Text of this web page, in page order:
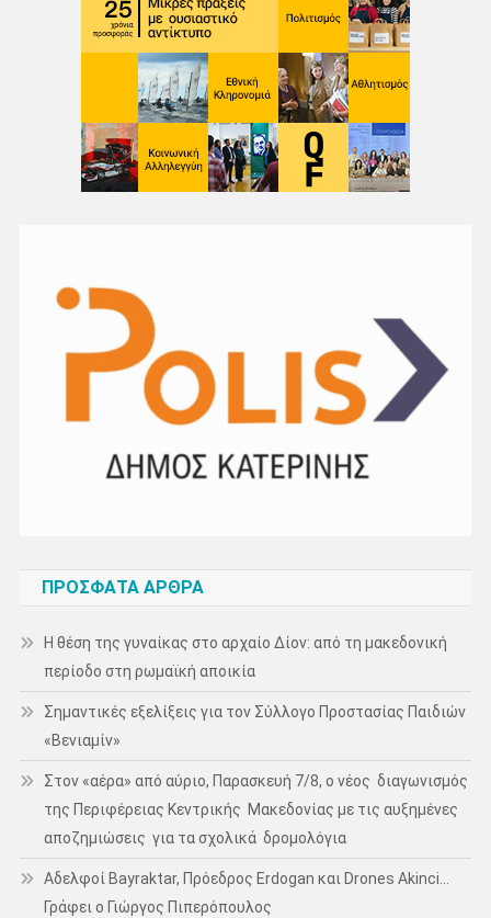
ΠΡΌΣΦΑΤΑ ΆΡΘΡΑ
Η θέση της γυναίκας στο αρχαίο Δίον: από τη μακεδονική
περίοδο στη ρωμαϊκή αποικία
Σημαντικές εξελίξεις για τον Σύλλογο Προστασίας Παιδιών
«Βενιαμίν»
Στον «αέρα» από αύριο, Παρασκευή 7/8, ο νέος διαγωνισμός
της Περιφέρειας Κεντρικής Μακεδονίας με τις αυξημένες
αποζημιώσεις για τα σχολικά δρομολόγια
Αδελφοί Bayraktar, Πρόεδρος Erdogan και Drones Akinci…
Γράφει ο Γιώργος Πιπερόπουλος